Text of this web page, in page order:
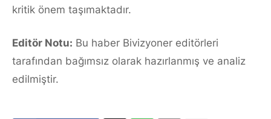
kritik önem taşımaktadır.
Editör Notu: Bu haber Bivizyoner editörleri
tarafından bağımsız olarak hazırlanmış ve analiz
edilmiştir.